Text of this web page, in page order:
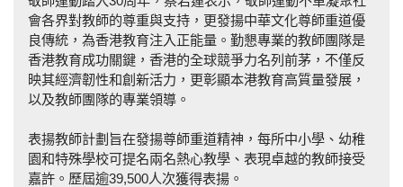
會各界對教師的尊重與支持，更發揚中華文化尊師重道優
良傳統，為香港教育注入正能量。勤懇專業的教師團隊是
香港教育成功關鍵，香港的全球競爭力名列前茅，不僅反
映其經濟韌性和創新活力，更彰顯本港教育高質量發展，
以及教師團隊的專業領導。
表揚教師計劃旨在發揚尊師重道精神，每所中小學、幼稚
園和特殊學校可提名兩名熱心教學、表現卓越的教師接受
嘉許。歷屆逾39,500人次獲得表揚。